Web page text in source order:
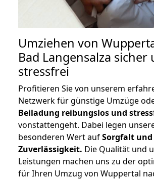
Umziehen von
Bad Langensalza sicher
stressfrei
Profitieren Sie von unserem
Netzwerk für günstige Umzüge
Beiladung reibungslos und
vonstattengeht. Dabei legen
besonderen Wert aufSorgfalt und
Zuverlässigkeit. Die Qualität und
Leistungen machen uns zu der
für Ihren Umzug von Wuppertal